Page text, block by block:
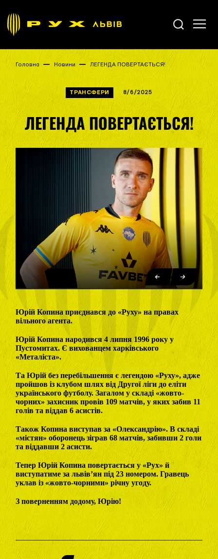
Головна Новини ЛЕГЕНДА ПОВЕРТАЄТЬСЯ!
ТРАНСФЕРИ 8/6/2025
ЛЕГЕНДА ПОВЕРТАЄТЬСЯ!
Юрій Копина приєднався до «Руху» на правах
вільного агента.
Юрій Копина народився 4 липня 1996 року у
Пустомитах. Є вихованцем харківського
«Металіста».
Та Юрій без перебільшення є легендою «Руху», адже
пройшов із клубом шлях від Другої ліги до еліти
українського футболу. Загалом у складі «жовто-
чорних» захисник провів 109 матчів, у яких забив 11
голів та віддав 6 асистів.
Також Копина виступав за «Олександрію». В складі
«містян» оборонець зіграв 68 матчів, забивши 2 голи
та віддавши 2 асисти.
Тепер Юрій Копина повертається у «Рух» й
виступатиме за львів’ян під 23 номером. Гравець
уклав із «жовто-чорними» річну угоду.
З поверненням додому, Юрію!